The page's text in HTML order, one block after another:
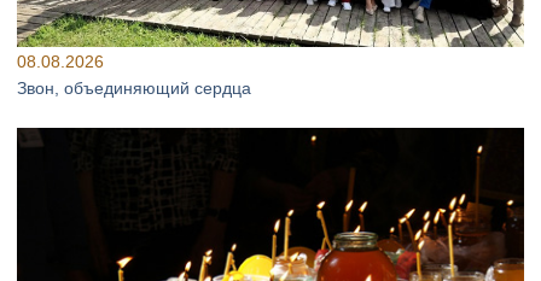
08.08.2026
Звон, объединяющий сердца